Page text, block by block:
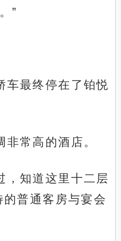
”
车最终停在了铂悦
非常高的酒店。
，知道这里十二层
的普通客房与宴会